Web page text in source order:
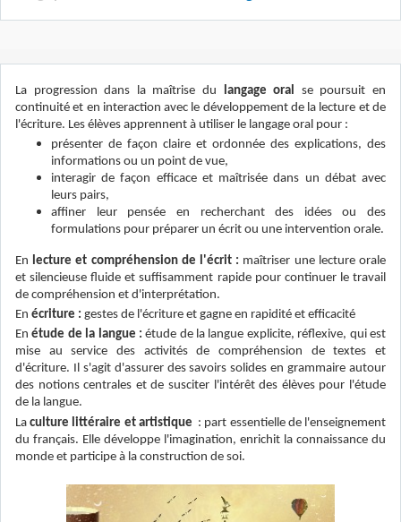
La progression dans la maîtrise du langage oral
se poursuit en
continuité et en interaction avec le développement de la lecture et de
l'écriture. Les élèves apprennent à utiliser le langage oral pour :
présenter de façon claire et ordonnée des explications, des
informations ou un point de vue,
interagir de façon efficace et maîtrisée dans un débat avec
leurs pairs,
affiner leur pensée en recherchant des idées ou des
formulations pour préparer un écrit ou une intervention orale.
En lecture et compréhension de l'écrit : maîtriser une lecture orale
et silencieuse fluide et suffisamment rapide pour continuer le travail
de compréhension et d'interprétation.
En écriture : gestes de l'écriture et gagne en rapidité et efficacité
Enétude de la langue : étude de la langue explicite, réflexive, qui est
mise au service des activités de compréhension de textes et
d'écriture. Il s'agit d'assurer des savoirs solides en grammaire autour
des notions centrales et de susciter l'intérêt des élèves pour l'étude
de la langue.
Laculture littéraire et artistique : part essentielle de l'enseignement
du français. Elle développe l'imagination, enrichit la connaissance du
monde et participe à la construction de soi.